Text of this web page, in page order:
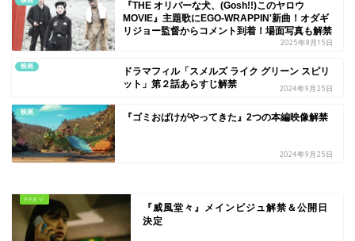
『THE オリバーな犬、(Gosh!!)このヤロウ
MOVIE』主題歌にEGO-WRAPPIN'新曲！オダギ
リジョー監督からコメント到着！場面写真も解禁
2025年8月15日
映画
ドラマフィル「スメルズ ライク グリーン スピリ
ット」第２話あらすじ解禁
2024年9月25日
映画 『ゴミおばけがやってきた』2つの本編映像解禁
2024年9月25日
『威風堂々』メインビジュ解禁＆公開日
決定